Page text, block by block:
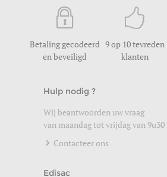
Betaling gecodeerd
en beveiligd
9 op 10 tevreden
klanten
Hulp nodig ?
Wij beantwoorden uw vraag
van maandag tot vrijdag van 9u30
Contacteer ons
Edisac